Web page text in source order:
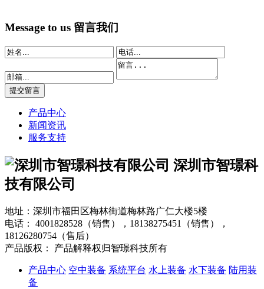
Message to us 留言我们
产品中心
新闻资讯
服务支持
深圳市智璟科
技有限公司
地址：深圳市福田区梅林街道梅林路广仁大楼5楼
电话： 4001828528（销售），18138275451（销售），
18126280754（售后）
产品版权： 产品解释权归智璟科技所有
产品中心 空中装备 系统平台 水上装备 水下装备 陆用装
备